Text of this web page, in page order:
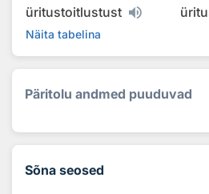
üritustoitlustust
Näita tabelina
Päritolu andmed puuduvad
Sõna seosed